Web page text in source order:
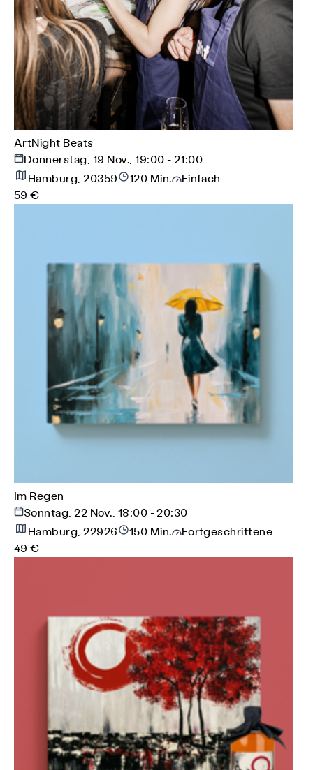
ArtNight Beats
Donnerstag, 19 Nov., 19:00 - 21:00
Hamburg, 20359
120 Min.
Einfach
59 €
Im Regen
Sonntag, 22 Nov., 18:00 - 20:30
Hamburg, 22926
150 Min.
Fortgeschrittene
49 €